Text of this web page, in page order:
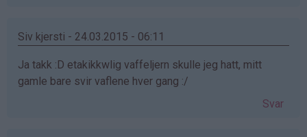
Siv kjersti - 24.03.2015 - 06:11
Ja takk :D etakikkwlig vaffeljern skulle jeg hatt, mitt
gamle bare svir vaflene hver gang :/
Svar